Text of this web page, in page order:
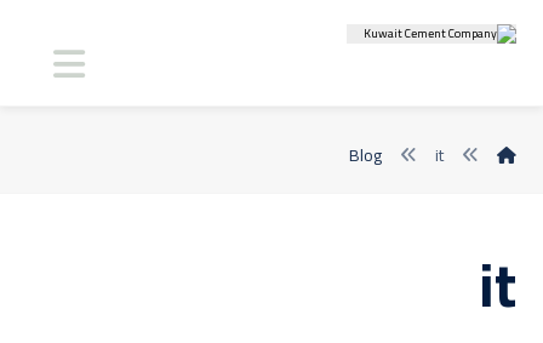
Blog it
it